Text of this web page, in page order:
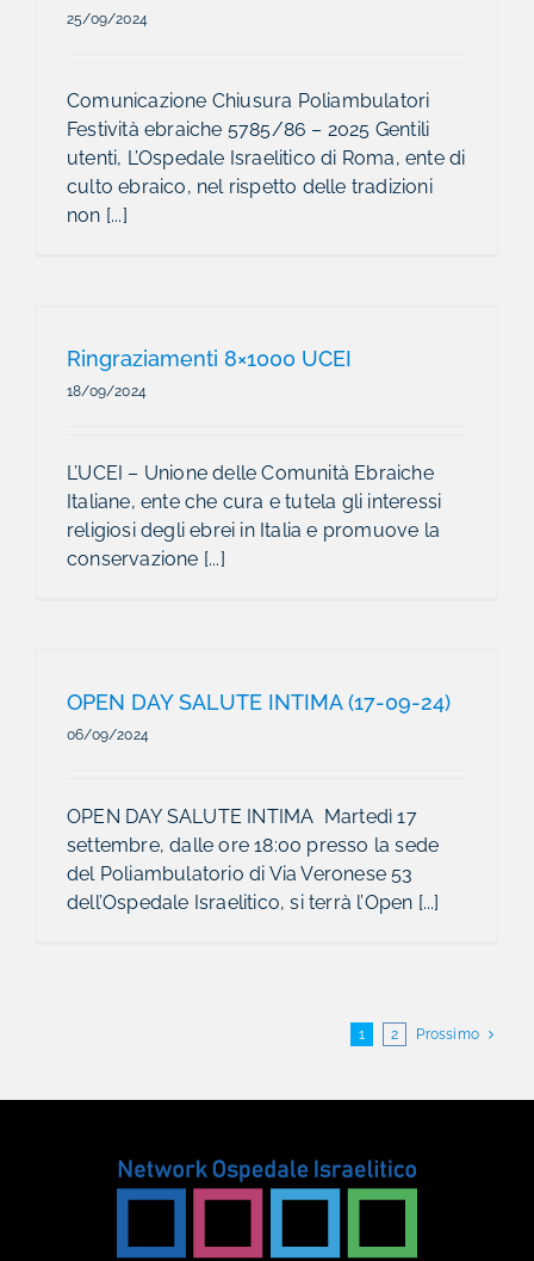
25/09/2024
Comunicazione Chiusura Poliambulatori
Festività ebraiche 5785/86 – 2025 Gentili
utenti, L’Ospedale Israelitico di Roma, ente di
culto ebraico, nel rispetto delle tradizioni
non [...]
Ringraziamenti 8×1000 UCEI
18/09/2024
L’UCEI – Unione delle Comunità Ebraiche
Italiane, ente che cura e tutela gli interessi
religiosi degli ebrei in Italia e promuove la
conservazione [...]
OPEN DAY SALUTE INTIMA (17-09-24)
06/09/2024
OPEN DAY SALUTE INTIMA Martedì 17
settembre, dalle ore 18:00 presso la sede
del Poliambulatorio di Via Veronese 53
dell’Ospedale Israelitico, si terrà l’Open [...]
1 2 Prossimo